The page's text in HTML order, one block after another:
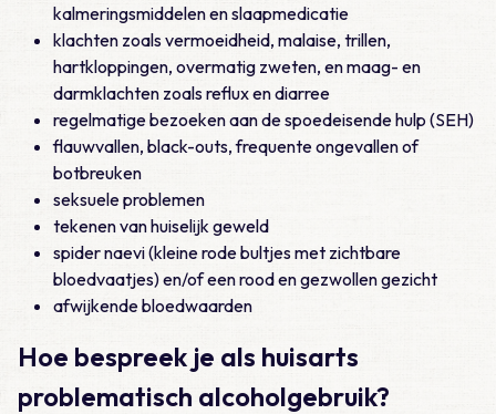
kalmeringsmiddelen en slaapmedicatie
klachten zoals vermoeidheid, malaise, trillen,
hartkloppingen, overmatig zweten, en maag- en
darmklachten zoals reflux en diarree
regelmatige bezoeken aan de spoedeisende hulp (SEH)
flauwvallen, black-outs, frequente ongevallen of
botbreuken
seksuele problemen
tekenen van huiselijk geweld
spider naevi (kleine rode bultjes met zichtbare
bloedvaatjes) en/of een rood en gezwollen gezicht
afwijkende bloedwaarden
Hoe bespreek je als huisarts
problematisch alcoholgebruik?